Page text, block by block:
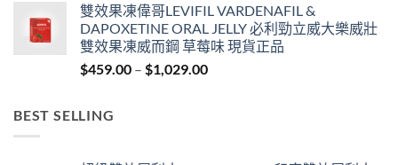
$619.00
through
$4,829.00
雙效果凍偉哥LEVIFIL VARDENAFIL &
DAPOXETINE ORAL JELLY 必利勁立威大樂威壯
雙效果凍威而鋼 草莓味 現貨正品
$459.00 – $1,029.00Price
BEST SELLING